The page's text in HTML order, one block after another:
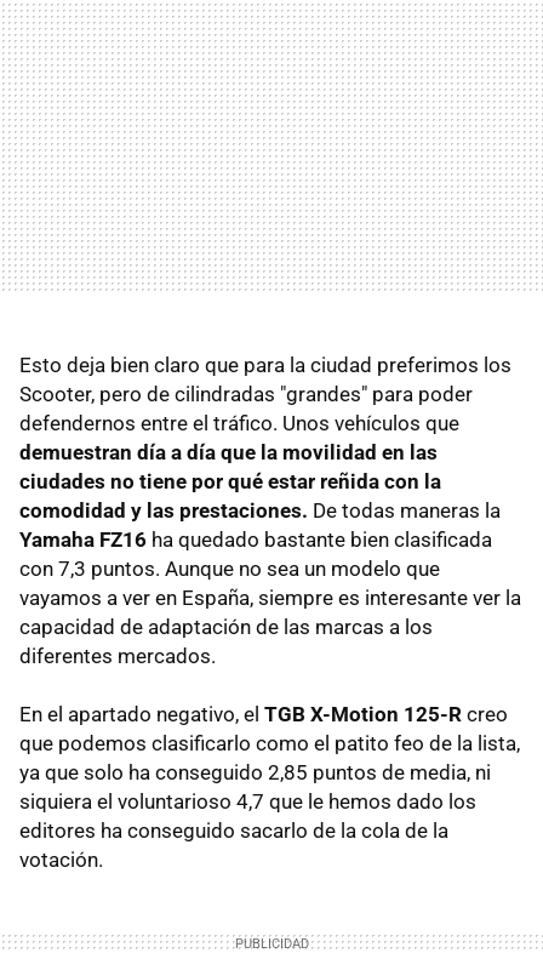
Esto deja bien claro que para la ciudad preferimos los
Scooter, pero de cilindradas "grandes" para poder
defendernos entre el tráfico. Unos vehículos que
demuestran día a día que la movilidad en las
ciudades no tiene por qué estar reñida con la
comodidad y las prestaciones. De todas maneras la
Yamaha FZ16 ha quedado bastante bien clasificada
con 7,3 puntos. Aunque no sea un modelo que
vayamos a ver en España, siempre es interesante ver la
capacidad de adaptación de las marcas a los
diferentes mercados.
En el apartado negativo, el TGB X-Motion 125-R creo
que podemos clasificarlo como el patito feo de la lista,
ya que solo ha conseguido 2,85 puntos de media, ni
siquiera el voluntarioso 4,7 que le hemos dado los
editores ha conseguido sacarlo de la cola de la
votación.